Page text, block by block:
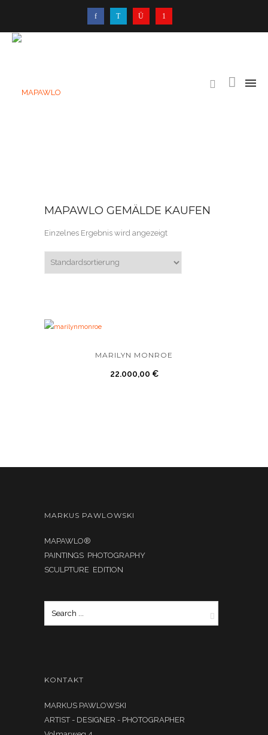
MAPAWLO GEMÄLDE KAUFEN
Einzelnes Ergebnis wird angezeigt
MARILYN MONROE
22.000,00 €
MARKUS PAWLOWSKI
MAPAWLO®
PAINTINGS PHOTOGRAPHY
SCULPTURE EDITION
KONTAKT
MARKUS PAWLOWSKI
ARTIST - DESIGNER - PHOTOGRAPHER